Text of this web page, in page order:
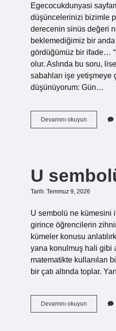
Egecocukdunyasi
düşüncelerinizi bizimle
derecenin sinüs değeri
beklemediğimiz bir anda
gördüğümüz bir ifade…
olur. Aslında bu soru,
sabahları işe yetişmeye
düşünüyorum: Gün…
Devamını okuyun
derecenin
U
Tarih: Temmuz 9, 2026
U sembolü ne kümesini
girince öğrencilerin
kümeler konusu
yana konulmuş hali gibi
matematikte kullanılan
bir çatı altında toplar.
Devamını okuyun
sembolü